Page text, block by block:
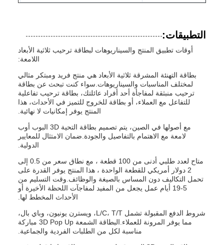
التطبيقات:
أوقات تطبيق المنتج والسيناريوهات لبطاقة ترحيب ثلاثية الأبعاد
اللامعة:
بطاقة التهنئة المشرقة ثلاثية الأبعاد هي منتج فريد ومبتكر مثالي
لمختلف المناسبات والسيناريوهات.سواء كنت تبحث عن بطاقة
ترحيب منبثقة لمفاجأة أحد أفراد عائلتك، بطاقة ترحيب تفاعلية
للتفاعل مع العملاء، أو بطاقة للخروج للتميز في الأحداث، هذا
المنتج يوفر إمكانيات لا نهائية.
مع أصولها في الصين، يتم تصميم بطاقة التحية 3D البوب أوب
لامعة مع الاهتمام بالتفاصيل والجودة.ضمان الامتثال للمعايير
الدولية.
متاح لعدد طلبي أدنى من 100 قطعة ، مع نطاق سعر من 0.5 إلى
2 دولار أمريكي للقطعة الواحدة ، هذا المنتج يوفر القدرة على
تحمل التكاليف دون المساس بالصيغة والوظائف.وقت التسليم من
5-19 أيام عمل يجعل من المفيد لمفاجآت اللحظة الأخيرة أو
الأحداث المخطط لها.
شروط الدفع المقبولة تشمل L/C، T/T، ويسترن يونيون، وباي بال،
مما يوفر المرونة للعملاء.البطاقة الشمعة 3D Pop Up مباركة
مناسبة لكل من الطلبات الفردية والجماعية.